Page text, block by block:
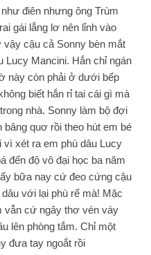
điên nhưng ông Trùm
gái lẳng lơ nên lỉnh vào
vậy cậu cả Sonny bèn mắt
Lucy Mancini. Hắn chỉ ngán
này còn phải ở dưới bếp
biết hắn rỉ tai cái gì mà
nhà. Sonny làm bộ đợi
bâng quơ rồi theo hút em bé
xét ra em phù dâu Lucy
đến độ vô đại học ba năm
bữa nay cứ đeo cứng cậu
với lại phù rể mà! Mặc
vẫn cứ ngây thơ vén váy
lên phòng tắm. Chỉ một
đưa tay ngoắt rồi